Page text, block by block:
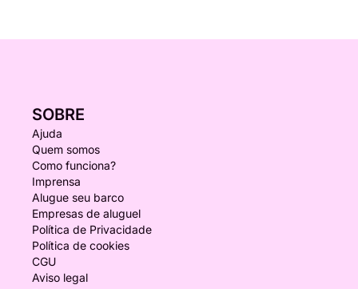
SOBRE
Ajuda
Quem somos
Como funciona?
Imprensa
Alugue seu barco
Empresas de aluguel
Política de Privacidade
Política de cookies
CGU
Aviso legal